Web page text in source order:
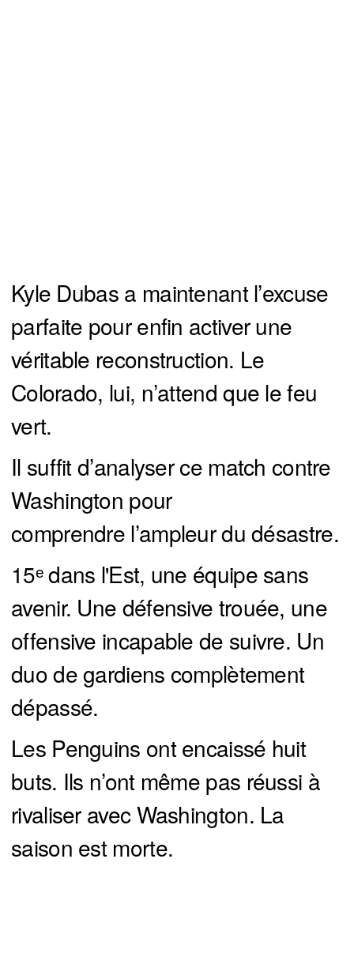
Kyle Dubas a maintenant l’excuse
parfaite pour enfin activer une
véritable reconstruction. Le
Colorado, lui, n’attend que le feu
vert.
Il suffit d’analyser ce match contre
Washington pour
comprendre l’ampleur du désastre.
15ᵉ dans l'Est, une équipe sans
avenir. Une défensive trouée, une
offensive incapable de suivre. Un
duo de gardiens complètement
dépassé.
Les Penguins ont encaissé huit
buts. Ils n’ont même pas réussi à
rivaliser avec Washington. La
saison est morte.